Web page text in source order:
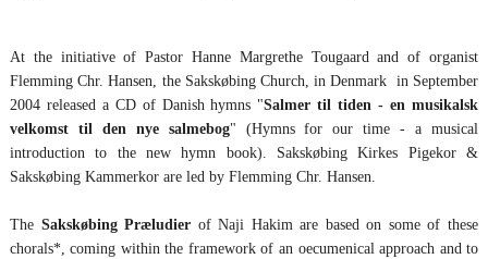
At the initiative of Pastor Hanne Margrethe Tougaard and of organist
Flemming Chr. Hansen, the Sakskøbing Church, in Denmark in September
2004 released a CD of Danish hymns "Salmer til tiden - en musikalsk
velkomst til den nye salmebog" (Hymns for our time - a musical
introduction to the new hymn book). Sakskøbing Kirkes Pigekor &
Sakskøbing Kammerkor are led by Flemming Chr. Hansen.
The Sakskøbing Præludier of Naji Hakim are based on some of these
chorals*, coming within the framework of an oecumenical approach and to